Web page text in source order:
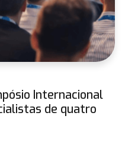
Internacional
de quatro